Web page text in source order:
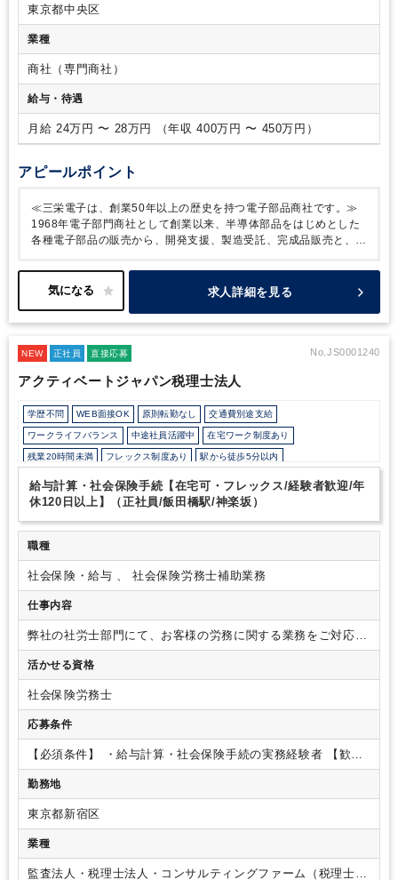
当役員がシステム関連の業務を一手に担っており、増員によっ
てより効率よく業務を回していきたいという意向があります。
ご本人の適性・希望に応じて、入口の担当業務は決定いたしま
部署のメンバーが近くにおりすぐに相談や質問ができる環境で
ございます。
く、基本定時に帰宅できる環境です。所定労働時間も7.5時間
で通常の8時間勤務の企業様に比べて就業時間が短く、年間休
日も125日以上とワークライフバランスを大切にされたい方に
織のため、風通しの良い社風で、会社をよりよくしていくため
東京都中央区
業種
商社（専門商社）
給与・待遇
月給 24万円 〜 28万円 （年収 400万円 〜 450万円）
アピールポイント
≪三栄電子は、創業50年以上の歴史を持つ電子部品商社です。≫
1968年電子部門商社として創業以来、半導体部品をはじめとした
各種電子部品の販売から、開発支援、製造受託、完成品販売と、
ます。村田製作所一次代理店、ローム一次取扱店として商品に信
頼を得ています。
三栄電子株式会社は、長年にわたり電子
ヤーの分野で圧倒的なシェアを誇ります。その高い技術力と品質
供しています。同社の事業の特徴は、細線マグネットワイヤーを
など、幅広い分野に展開している点です。
た、当社は「物づくりを大切にし、物づくりの心をもつこと」を経
営理念として掲げています。この理念のもと、技術重視のものづ
くりを推進し、社員一人ひとりの能力と人格の向上を図っていま
す。さらに、地域との連携を通じて、環境保全活動や社会貢献に
も積極的に取り組んでいます。 ◆ここがポイント！・WLB◎！年
間休日125日以上／残業ほぼなし／所定労働7.5時間／時差出勤相
・時短勤務相談可！ワーキングマザーの方も歓迎です！
業以来の黒字経営！電子部品を武器に安定した成長をしている企業
で長期就業が叶う！
求人詳細を見る
NEW 正社員 直接応募 No.JS0001240
アクティベートジャパン税理士法人
学歴不問 WEB面接OK 原則転勤なし 交通費別途支給
ワークライフバランス 中途社員活躍中 在宅ワーク制度あり
残業20時間未満 フレックス制度あり 駅から徒歩5分以内
オフィスカジュアルOK 少人数の職場（所属部門の人数3人以下）
研修・資格取得支援 退職金制度 土日祝休み 年間休日120日以上
給与計算・社会保険手続【在宅可・フレックス/経験者歓迎/年
休120日以上】（正社員/飯田橋駅/神楽坂）
職種
社会保険・給与 、 社会保険労務士補助業務
仕事内容
弊社の社労士部門にて、お客様の労務に関する業務をご対応い
ただきます。 【仕事内容】◆給与計算（勤怠集計、残業代計
算、給与ソフトへの入力など）
失、扶養、産育休、月変など）
ＰＸ２、ＰＸ４、弥生給与ほか
ほか 業務の幅を広げたい方は、就業規則の作成、助成金対応
などをご経験いただく事も可能です。 変更範囲：会社の定め
る業務 【配属先情報】社会保険労務士2名、社員1名、パート
1名 【社内の雰囲気】・困ったことがあれば誰でも親身に対応
してくれます。
活かせる資格
社会保険労務士
応募条件
【必須条件】 ・給与計算・社会保険手続の実務経験者
【歓迎
要件】・社会保険労務士法人（事務所）での業務経験をお持
ちの方は歓迎です！
方
勤務地
東京都新宿区
業種
監査法人・税理士法人・コンサルティングファーム（税理士法